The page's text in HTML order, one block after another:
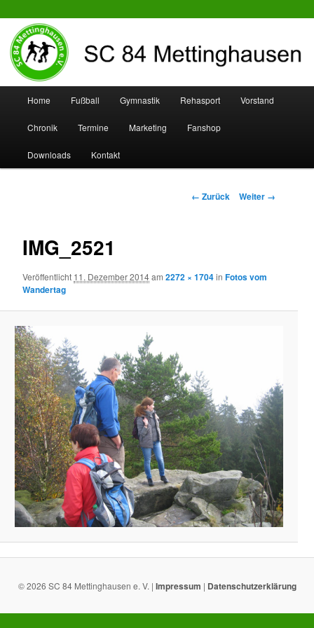
SC 84 Mettinghausen
Zum
Inhalt
wechseln
Zum
sekundären
Inhalt
Home Fußball Gymnastik Rehasport Vorstand
Chronik Termine Marketing Fanshop
Downloads Kontakt
Bilder-
← Zurück Weiter →
IMG_2521
Veröffentlicht 11. Dezember 2014am2272 × 1704inFotos vom
Wandertag
© 2026 SC 84 Mettinghausen e. V. | Impressum | Datenschutzerklärung